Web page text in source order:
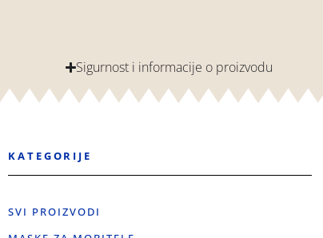
Sigurnost i informacije o proizvodu
KATEGORIJE
SVI PROIZVODI